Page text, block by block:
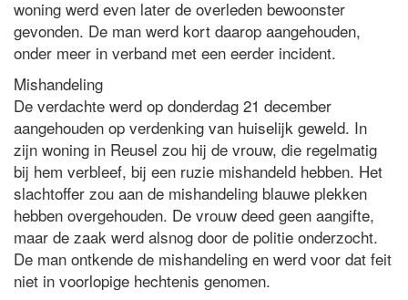
woning werd even later de overleden bewoonster
gevonden. De man werd kort daarop aangehouden,
onder meer in verband met een eerder incident.
Mishandeling
De verdachte werd op donderdag 21 december
aangehouden op verdenking van huiselijk geweld. In
zijn woning in Reusel zou hij de vrouw, die regelmatig
bij hem verbleef, bij een ruzie mishandeld hebben. Het
slachtoffer zou aan de mishandeling blauwe plekken
hebben overgehouden. De vrouw deed geen aangifte,
maar de zaak werd alsnog door de politie onderzocht.
De man ontkende de mishandeling en werd voor dat feit
niet in voorlopige hechtenis genomen.